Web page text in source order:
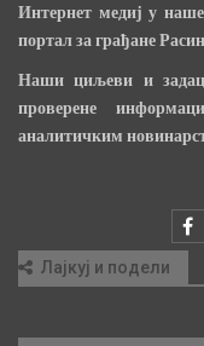
Интернет медиј у
портал за грађане
Наши циљеви и
проверене
аналитичким
Лајкуј и подели